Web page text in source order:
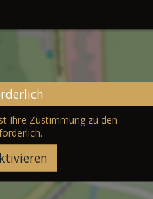
Ihre Zustimmung zu den